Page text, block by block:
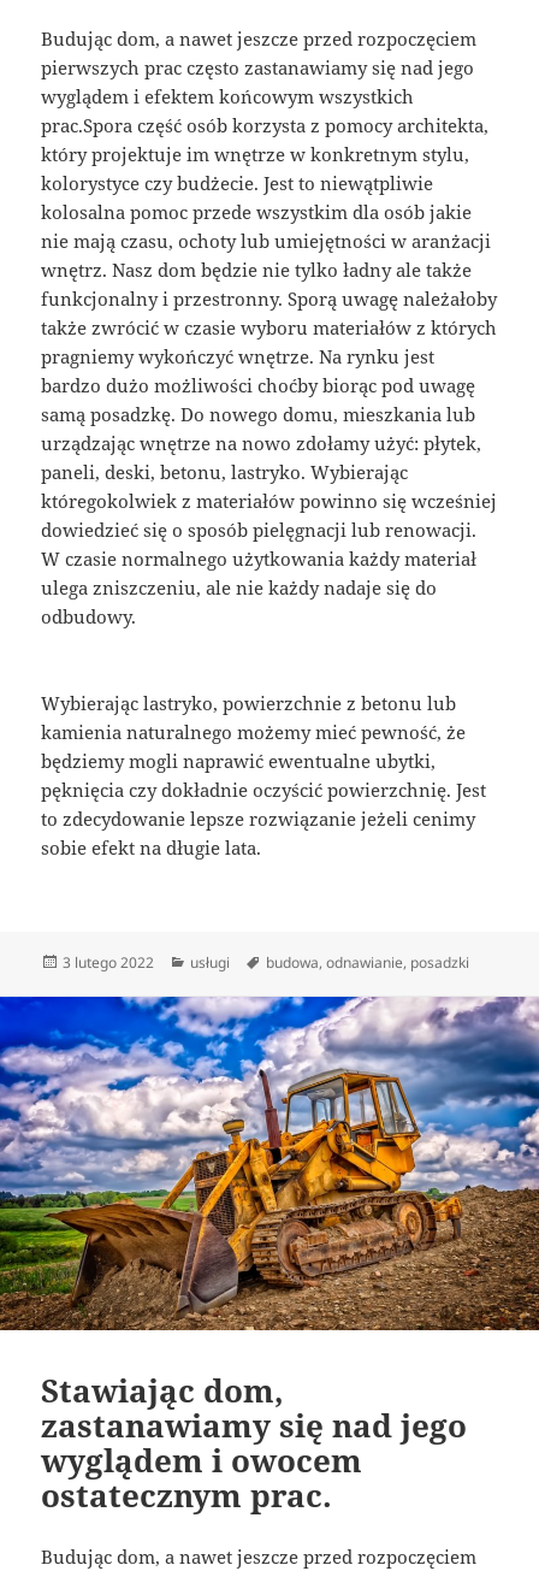
Budując dom, a nawet jeszcze przed rozpoczęciem
pierwszych prac często zastanawiamy się nad jego
wyglądem i efektem końcowym wszystkich
prac.Spora część osób korzysta z pomocy architekta,
który projektuje im wnętrze w konkretnym stylu,
kolorystyce czy budżecie. Jest to niewątpliwie
kolosalna pomoc przede wszystkim dla osób jakie
nie mają czasu, ochoty lub umiejętności w aranżacji
wnętrz. Nasz dom będzie nie tylko ładny ale także
funkcjonalny i przestronny. Sporą uwagę należałoby
także zwrócić w czasie wyboru materiałów z których
pragniemy wykończyć wnętrze. Na rynku jest
bardzo dużo możliwości choćby biorąc pod uwagę
samą posadzkę. Do nowego domu, mieszkania lub
urządzając wnętrze na nowo zdołamy użyć: płytek,
paneli, deski, betonu, lastryko. Wybierając
któregokolwiek z materiałów powinno się wcześniej
dowiedzieć się o sposób pielęgnacji lub renowacji.
W czasie normalnego użytkowania każdy materiał
ulega zniszczeniu, ale nie każdy nadaje się do
odbudowy.
Wybierając lastryko, powierzchnie z betonu lub
kamienia naturalnego możemy mieć pewność, że
będziemy mogli naprawić ewentualne ubytki,
pęknięcia czy dokładnie oczyścić powierzchnię. Jest
to zdecydowanie lepsze rozwiązanie jeżeli cenimy
sobie efekt na długie lata.
Data
3 lutego 2022 Kategorie
usługi Tagi
budowa,odnawianie, posadzki
Stawiając dom,
zastanawiamy się nad jego
wyglądem i owocem
ostatecznym prac.
Budując dom, a nawet jeszcze przed rozpoczęciem